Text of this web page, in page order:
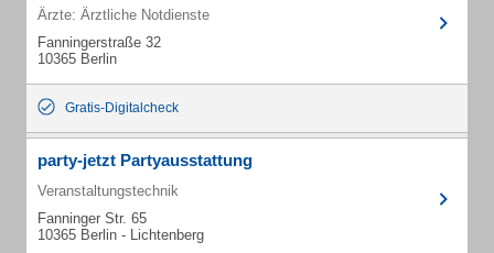
Ärzte: Ärztliche Notdienste
Fanningerstraße 32
10365 Berlin
Gratis-Digitalcheck
party-jetzt Partyausstattung
Veranstaltungstechnik
Fanninger Str. 65
10365 Berlin - Lichtenberg